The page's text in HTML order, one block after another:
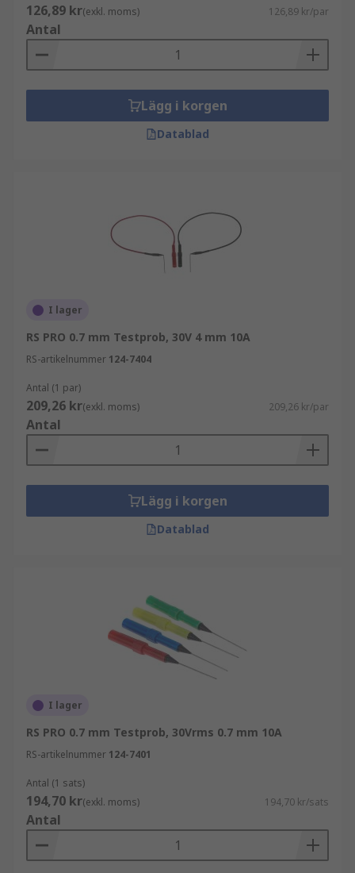
126,89 kr(exkl. moms) 126,89 kr/par
Antal
Lägg i korgen
Datablad
I lager
RS PRO 0.7 mm Testprob, 30V 4 mm 10A
RS-artikelnummer 124-7404
Antal (1 par)
209,26 kr(exkl. moms) 209,26 kr/par
Antal
Lägg i korgen
Datablad
I lager
RS PRO 0.7 mm Testprob, 30Vrms 0.7 mm 10A
RS-artikelnummer 124-7401
Antal (1 sats)
194,70 kr(exkl. moms) 194,70 kr/sats
Antal